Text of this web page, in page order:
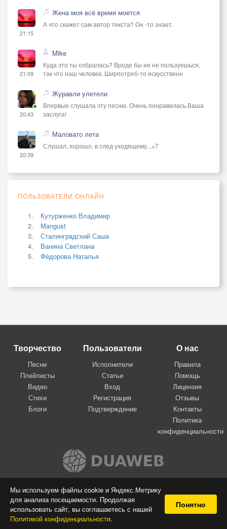
Мы используем файлы cookie и Яндекс.Метрику
для анализа посещаемости. Продолжая
использовать сайт, вы соглашаетесь с нашей
Политикой конфиденциальности.
Понятно
21:15
Жена моя всё время моется
А что скажет сам автор текста? Он -то знает.
21:09
Mike
Куда это ты собралась? Вроде бы ии не пользуешься,
так что наш человек. Ширпотреб-то искусственн
20:43
Журавли улетели
Впервые слушала эту песню. Очень понравилась.Ваша
заслуга!
20:39
Маловато лета
Слушал, хорошо, в след уходящему...+7
ПОЛЬЗОВАТЕЛИ ОНЛАЙН
Кутурженко Владимир
Mangust
Сталинградский Саша
Ванина Светлана
Фёдорова Наталья
Творчество
Песни
Плейлисты
Видео
Стихи
Блоги
Пользователи
Исполнители
Статьи
Вход
Регистрация
Подтверждение
О нас
Правила
Помощь
Лицензия
Отзывы
Контакты
Политика
конфиденциальности
Вконтакте
© 2009-2026 Я-пою
Музыкальный сайт самовыражения